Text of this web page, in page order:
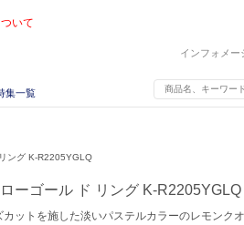
いて
インフォメー
集一覧
ング K-R2205YGLQ
ーゴール ド リング K-R2205YGLQ
カットを施した淡いパステルカラーのレモンク